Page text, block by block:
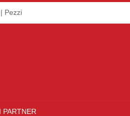
Pezzi
PARTNER